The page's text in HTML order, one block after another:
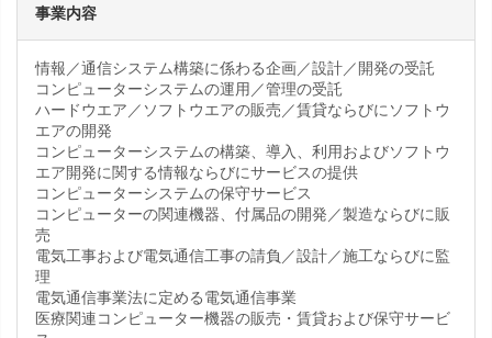
事業内容
情報／通信システム構築に係わる企画／設計／開発の受託
コンピューターシステムの運用／管理の受託
ハードウエア／ソフトウエアの販売／賃貸ならびにソフトウ
エアの開発
コンピューターシステムの構築、導入、利用およびソフトウ
エア開発に関する情報ならびにサービスの提供
コンピューターシステムの保守サービス
コンピューターの関連機器、付属品の開発／製造ならびに販
売
電気工事および電気通信工事の請負／設計／施工ならびに監
理
電気通信事業法に定める電気通信事業
医療関連コンピューター機器の販売・賃貸および保守サービ